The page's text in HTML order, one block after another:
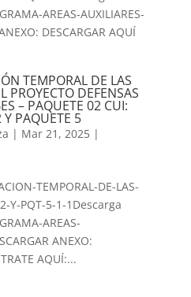
AREAS-AUXILIARES-
DESCARGAR AQUÍ
TEMPORAL DE LAS
PROYECTO DEFENSAS
– PAQUETE 02 CUI:
PAQUETE 5
| Mar 21, 2025|
TEMPORAL-DE-LAS-
Y-PQT-5-1-1Descarga
AREAS-
ANEXO:
AQUÍ:...